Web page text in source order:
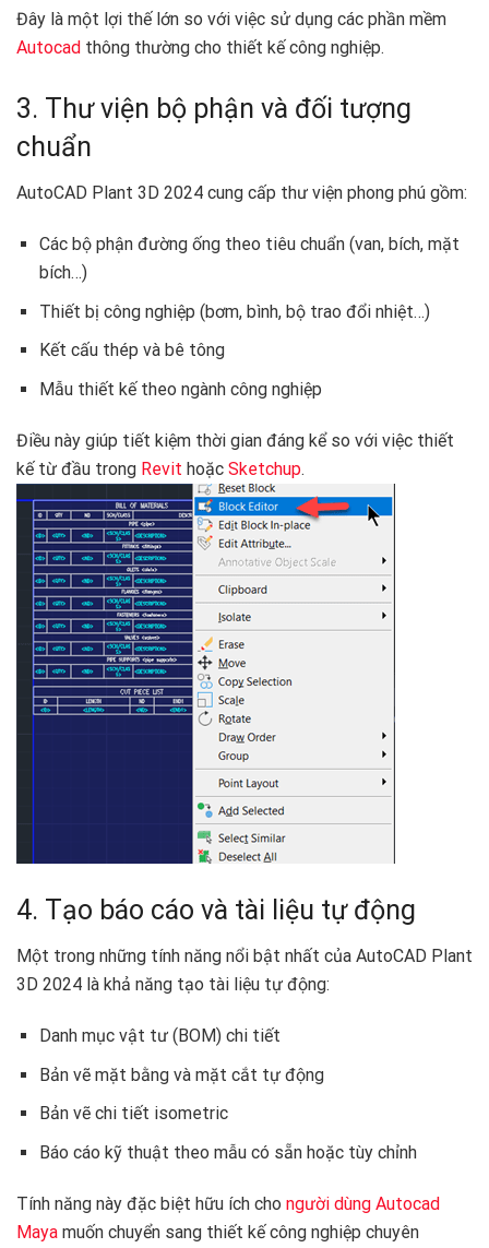
Đây là một lợi thế lớn so với việc sử dụng các phần mềm
Autocad thông thường cho thiết kế công nghiệp.
3. Thư viện bộ phận và đối tượng
chuẩn
AutoCAD Plant 3D 2024 cung cấp thư viện phong phú gồm:
Các bộ phận đường ống theo tiêu chuẩn (van, bích, mặt
bích…)
Thiết bị công nghiệp (bơm, bình, bộ trao đổi nhiệt…)
Kết cấu thép và bê tông
Mẫu thiết kế theo ngành công nghiệp
Điều này giúp tiết kiệm thời gian đáng kể so với việc thiết
kế từ đầu trong Revit hoặc Sketchup.
4. Tạo báo cáo và tài liệu tự động
Một trong những tính năng nổi bật nhất của AutoCAD Plant
3D 2024 là khả năng tạo tài liệu tự động:
Danh mục vật tư (BOM) chi tiết
Bản vẽ mặt bằng và mặt cắt tự động
Bản vẽ chi tiết isometric
Báo cáo kỹ thuật theo mẫu có sẵn hoặc tùy chỉnh
Tính năng này đặc biệt hữu ích cho người dùng Autocad
Maya muốn chuyển sang thiết kế công nghiệp chuyên